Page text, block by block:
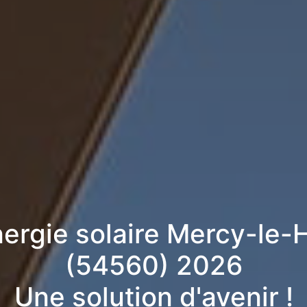
solaire Mercy-le-
(54560) 2026
Une solution d'avenir !